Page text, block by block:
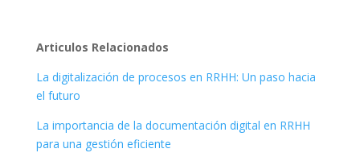
Articulos Relacionados
La digitalización de procesos en RRHH: Un paso hacia
el futuro
La importancia de la documentación digital en RRHH
para una gestión eficiente